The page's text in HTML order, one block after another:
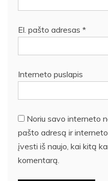
El. pašto adresas *
Interneto puslapis
Noriu savo interneto
pašto adresą ir
įvesti iš naujo, kai kitą
komentarą.